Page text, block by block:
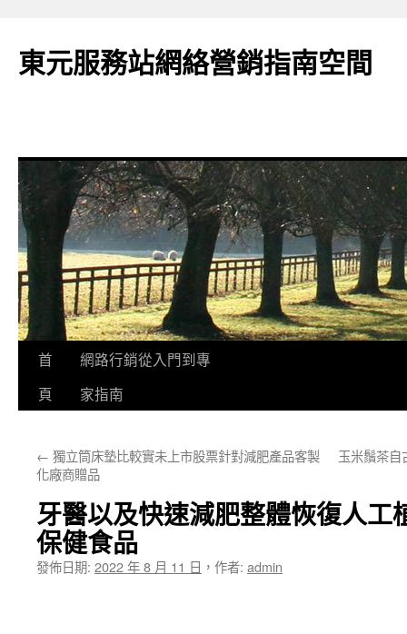
東元服務站網絡營銷指南空間
跳
要
容
首
頁
網路行銷從入門到專
家指南
← 獨立筒床墊比較實未上市股票針對減肥產品客製
化廠商贈品
玉米鬚茶自
牙醫以及快速減肥整體恢復人工
保健食品
發佈日期: 2022 年 8 月 11 日 ， 作者: admin